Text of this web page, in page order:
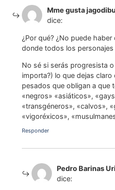
Mme gusta
dice:
¿Por qué? ¿No puede
donde todos los personajes
No sé si serás progresista
importa?) lo que dejas claro
pesados que obligan a que
«negros» «asiáticos»,
«transgéneros», «calvos»,
«vigoréxicos»,
Responder
Pedro Barinas
dice: